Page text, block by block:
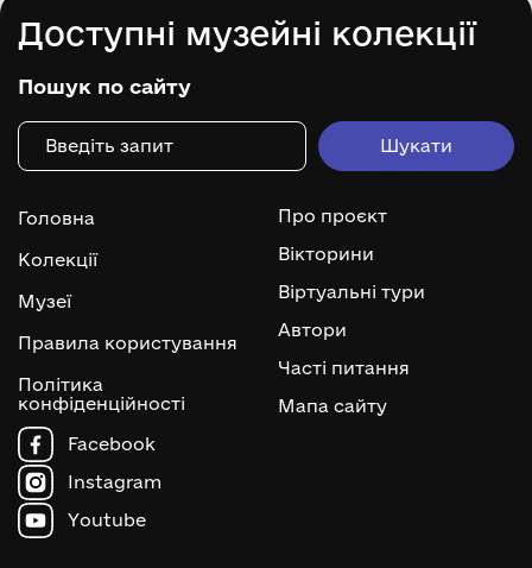
Доступні музейні колекції
Пошук по сайту
Головна
Колекції
Музеї
Правила користування
Політика
конфіденційності
Про проєкт
Вікторини
Віртуальні тури
Автори
Часті питання
Мапа сайту
Facebook
Instagram
Youtube